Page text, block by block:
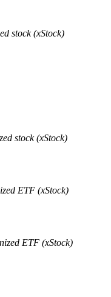
доходе
stock (xStock)
stock (xStock)
ETF (xStock)
ETF (xStock)